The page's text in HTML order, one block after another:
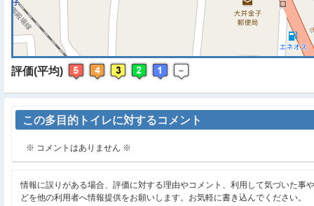
評価(平均)
この多目的トイレに対するコメント
※ コメントはありません ※
情報に誤りがある場合、評価に対する理由やコメント、利用して気づいた事
どを他の利用者へ情報提供をお願いします。お気軽に書き込んでください。